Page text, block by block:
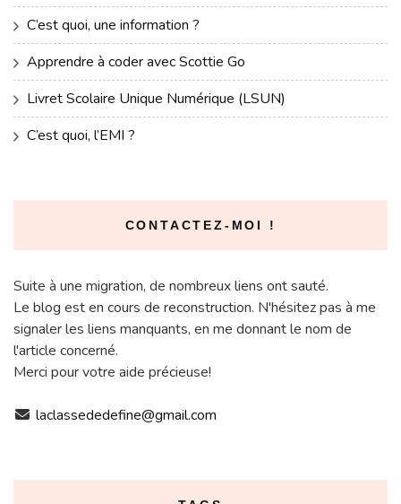
C’est quoi, une information ?
Apprendre à coder avec Scottie Go
Livret Scolaire Unique Numérique (LSUN)
C’est quoi, l’EMI ?
CONTACTEZ-MOI !
Suite à une migration, de nombreux liens ont sauté.
Le blog est en cours de reconstruction. N'hésitez pas à me
signaler les liens manquants, en me donnant le nom de
l'article concerné.
Merci pour votre aide précieuse!
laclassededefine@gmail.com